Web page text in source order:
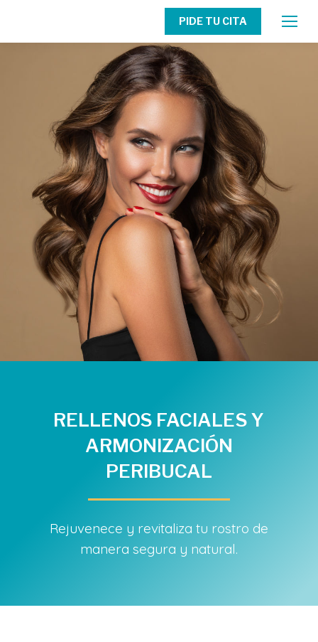
PIDE TU CITA
RELLENOS FACIALES Y
ARMONIZACIÓN
PERIBUCAL
Rejuvenece y revitaliza tu rostro de
manera segura y natural.